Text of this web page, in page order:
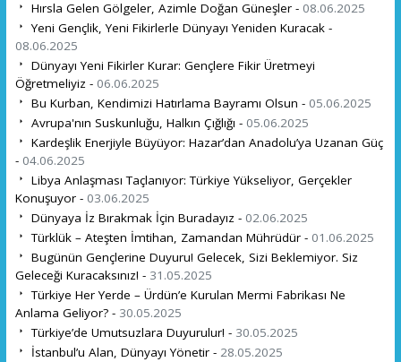
Hırsla Gelen Gölgeler, Azimle Doğan Güneşler - 08.06.2025
Yeni Gençlik, Yeni Fikirlerle Dünyayı Yeniden Kuracak -
08.06.2025
Dünyayı Yeni Fikirler Kurar: Gençlere Fikir Üretmeyi
Öğretmeliyiz - 06.06.2025
Bu Kurban, Kendimizi Hatırlama Bayramı Olsun - 05.06.2025
Avrupa'nın Suskunluğu, Halkın Çığlığı - 05.06.2025
Kardeşlik Enerjiyle Büyüyor: Hazar’dan Anadolu’ya Uzanan Güç
- 04.06.2025
Libya Anlaşması Taçlanıyor: Türkiye Yükseliyor, Gerçekler
Konuşuyor - 03.06.2025
Dünyaya İz Bırakmak İçin Buradayız - 02.06.2025
Türklük – Ateşten İmtihan, Zamandan Mührüdür - 01.06.2025
Bugünün Gençlerine Duyuru! Gelecek, Sizi Beklemiyor. Siz
Geleceği Kuracaksınız! - 31.05.2025
Türkiye Her Yerde – Ürdün’e Kurulan Mermi Fabrikası Ne
Anlama Geliyor? - 30.05.2025
Türkiye’de Umutsuzlara Duyurulur! - 30.05.2025
İstanbul’u Alan, Dünyayı Yönetir - 28.05.2025